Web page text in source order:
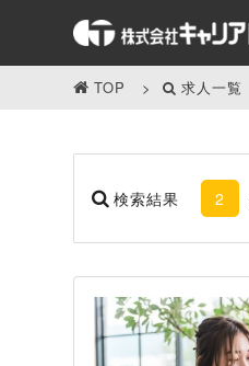
TOP 求人一覧
検索結果 2